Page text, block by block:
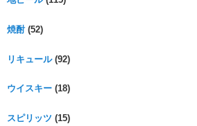
焼酎(52)
リキュール(92)
ウイスキー (18)
スピリッツ (15)